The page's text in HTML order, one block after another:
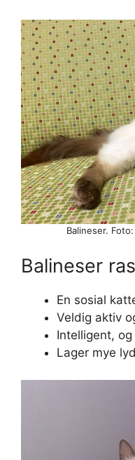
Balineser.
Balineser
En sosial
Veldig aktiv
Intelligent,
Lager mye